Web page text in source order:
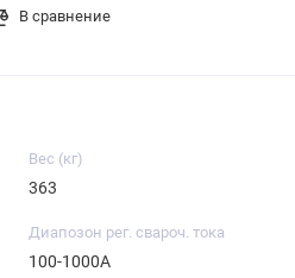
В сравнение
Вес (кг)
363
Диапозон рег. свароч. тока
100-1000A